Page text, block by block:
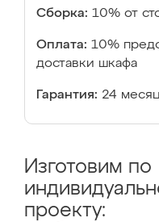
Сборка: 10% от
Оплата: 10%
доставки шкафа
Гарантия: 24
Изготовим по
проекту: